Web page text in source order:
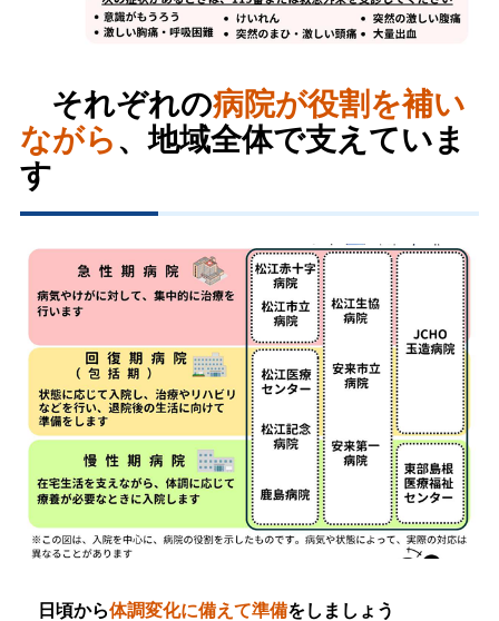
それぞれの病院が役割を補い
ながら、地域全体で支えていま
す
日頃から体調変化に備えて準備をしましょう